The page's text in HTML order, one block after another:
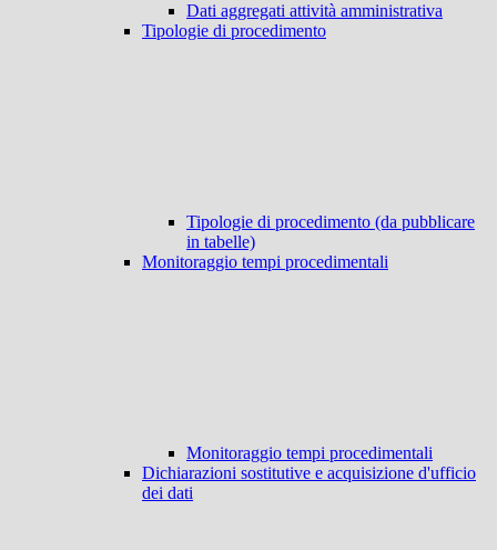
Dati aggregati attività amministrativa
Tipologie di procedimento
Tipologie di procedimento (da pubblicare
in tabelle)
Monitoraggio tempi procedimentali
Monitoraggio tempi procedimentali
Dichiarazioni sostitutive e acquisizione d'ufficio
dei dati